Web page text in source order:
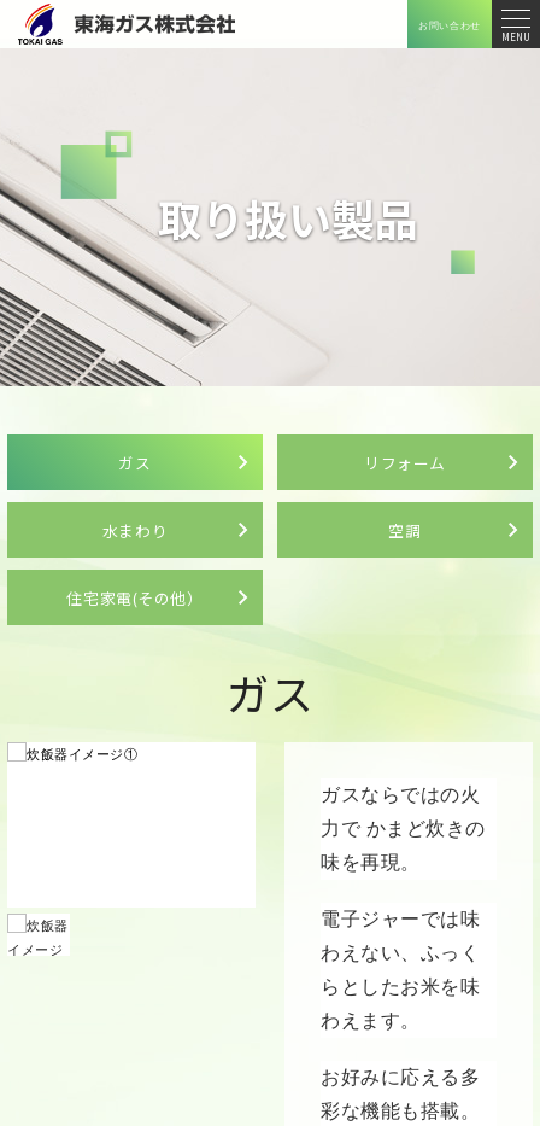
お問い合わせ
取り扱い製品
ガス リフォーム
水まわり 空調
住宅家電(その他）
ガス
ガスならではの火
力で かまど炊きの
味を再現。
電子ジャーでは味
わえない、ふっく
らとしたお米を味
わえます。
お好みに応える多
彩な機能も搭載。
メニ
ュー
MENU